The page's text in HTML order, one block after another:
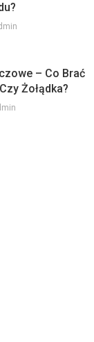
– Co Brać
Żołądka?